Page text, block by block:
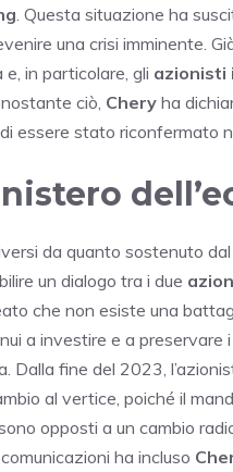
. Questa situazione ha
una crisi imminente.
in particolare, gli azionisti
ciò, Chery ha
essere stato riconfermato
da quanto sostenuto dal
un dialogo tra i due
che non esiste una
a investire e a preservare
Dalla fine del 2023,
al vertice, poiché il
opposti a un cambio
ha incluso